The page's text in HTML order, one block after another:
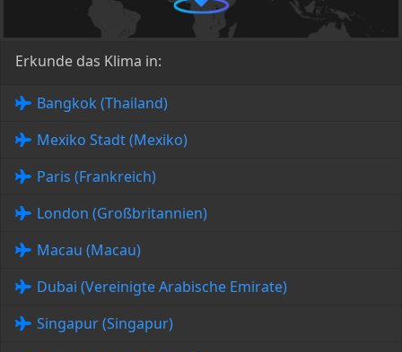
Erkunde das Klima in:
Bangkok (Thailand)
Mexiko Stadt (Mexiko)
Paris (Frankreich)
London (Großbritannien)
Macau (Macau)
Dubai (Vereinigte Arabische Emirate)
Singapur (Singapur)